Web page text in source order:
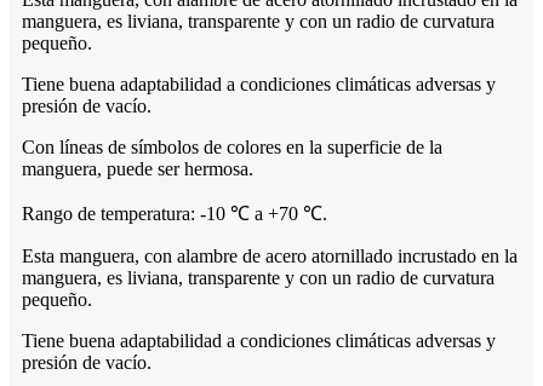
manguera, es liviana, transparente y con un radio de curvatura
pequeño.
Tiene buena adaptabilidad a condiciones climáticas adversas y
presión de vacío.
Con líneas de símbolos de colores en la superficie de la
manguera, puede ser hermosa.
Rango de temperatura: -10 ℃ a +70 ℃.
Esta manguera, con alambre de acero atornillado incrustado en la
manguera, es liviana, transparente y con un radio de curvatura
pequeño.
Tiene buena adaptabilidad a condiciones climáticas adversas y
presión de vacío.